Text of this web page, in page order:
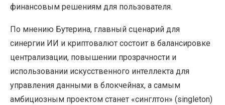
финансовым решениям для пользователя.
По мнению Бутерина, главный сценарий для
синергии ИИ и криптовалют состоит в балансировке
централизации, повышении прозрачности и
использовании искусственного интеллекта для
управления данными в блокчейнах, а самым
амбициозным проектом станет «синглтон» (singleton)